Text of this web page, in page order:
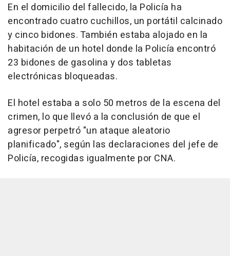
En el domicilio del fallecido, la Policía ha
encontrado cuatro cuchillos, un portátil calcinado
y cinco bidones. También estaba alojado en la
habitación de un hotel donde la Policía encontró
23 bidones de gasolina y dos tabletas
electrónicas bloqueadas.
El hotel estaba a solo 50 metros de la escena del
crimen, lo que llevó a la conclusión de que el
agresor perpetró "un ataque aleatorio
planificado", según las declaraciones del jefe de
Policía, recogidas igualmente por CNA.